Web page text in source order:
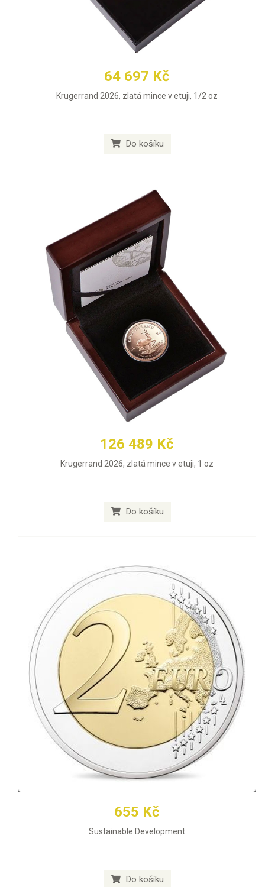
64 697 Kč
Krugerrand 2026, zlatá mince v etuji, 1/2 oz
Do košíku
126 489 Kč
Krugerrand 2026, zlatá mince v etuji, 1 oz
Do košíku
655 Kč
Sustainable Development
Do košíku